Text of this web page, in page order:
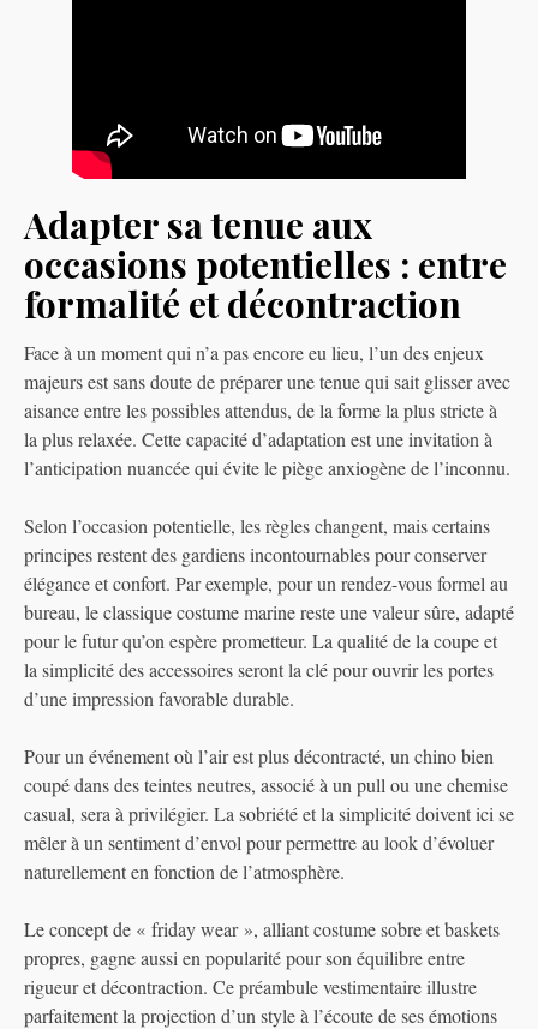
Adapter sa tenue aux
occasions potentielles : entre
formalité et décontraction
Face à un moment qui n’a pas encore eu lieu, l’un des enjeux
majeurs est sans doute de préparer une tenue qui sait glisser avec
aisance entre les possibles attendus, de la forme la plus stricte à
la plus relaxée. Cette capacité d’adaptation est une invitation à
l’anticipation nuancée qui évite le piège anxiogène de l’inconnu.
Selon l’occasion potentielle, les règles changent, mais certains
principes restent des gardiens incontournables pour conserver
élégance et confort. Par exemple, pour un rendez-vous formel au
bureau, le classique costume marine reste une valeur sûre, adapté
pour le futur qu’on espère prometteur. La qualité de la coupe et
la simplicité des accessoires seront la clé pour ouvrir les portes
d’une impression favorable durable.
Pour un événement où l’air est plus décontracté, un chino bien
coupé dans des teintes neutres, associé à un pull ou une chemise
casual, sera à privilégier. La sobriété et la simplicité doivent ici se
mêler à un sentiment d’envol pour permettre au look d’évoluer
naturellement en fonction de l’atmosphère.
Le concept de « friday wear », alliant costume sobre et baskets
propres, gagne aussi en popularité pour son équilibre entre
rigueur et décontraction. Ce préambule vestimentaire illustre
parfaitement la projection d’un style à l’écoute de ses émotions